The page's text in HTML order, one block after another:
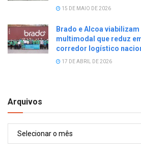
15 DE MAIO DE 2026
Brado e Alcoa
multimodal que reduz
corredor logístico
17 DE ABRIL DE 2026
Arquivos